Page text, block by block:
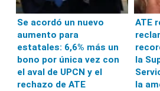
Se acordó un nuevo
aumento para
estatales: 6,6% más un
bono por única vez con
el aval de UPCN y el
rechazo de ATE
ATE
la
la